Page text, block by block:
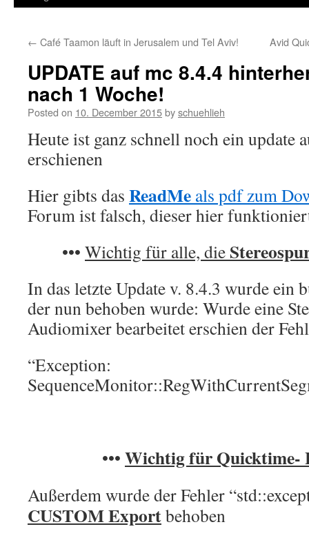
← Café Taamon läuft in Jerusalem und Tel Aviv! Avid
UPDATE auf mc 8.4.4
nach 1 Woche!
Posted on 10. December 2015byschuehlieh
Heute ist ganz schnell noch ein update
erschienen
Hier gibts das ReadMe als pdf zum
Forum ist falsch, dieser hier
••• Wichtig für alle, die
In das letzte Update v. 8.4.3 wurde ein
der nun behoben wurde: Wurde eine
Audiomixer bearbeitet erschien der
“Exception:
••• Wichtig für Quicktime-
Außerdem wurde der Fehler
CUSTOM Exportbehoben